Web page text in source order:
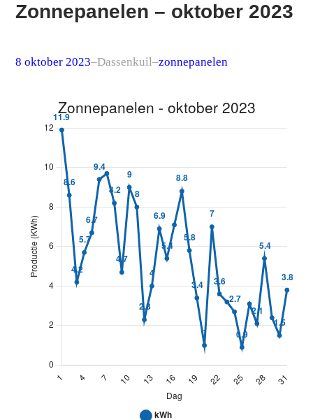
Zonnepanelen – oktober 2023
8 oktober 2023–Dassenkuil–zonnepanelen